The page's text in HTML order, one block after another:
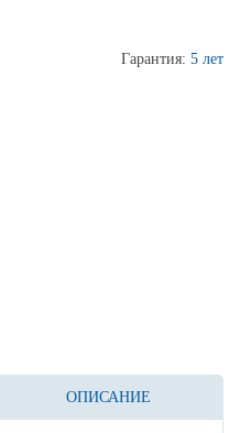
Гарантия: 5 лет
ОПИСАНИЕ